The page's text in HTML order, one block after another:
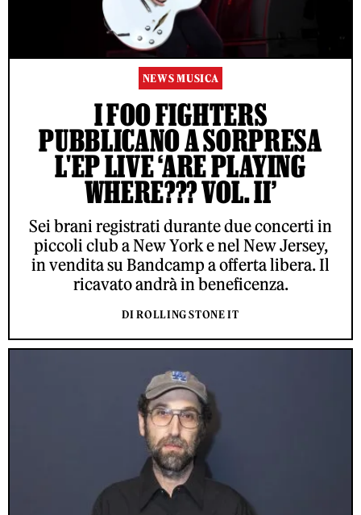
NEWS MUSICA
I FOO FIGHTERS
PUBBLICANO A SORPRESA
L'EP LIVE ‘ARE PLAYING
WHERE??? VOL. II’
Sei brani registrati durante due concerti in
piccoli club a New York e nel New Jersey,
in vendita su Bandcamp a offerta libera. Il
ricavato andrà in beneficenza.
DI ROLLING STONE IT